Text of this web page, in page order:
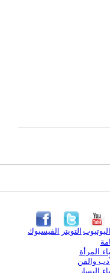
الفيسبوك التويتر اليوتيوب
المرأة
والفن
اليسار